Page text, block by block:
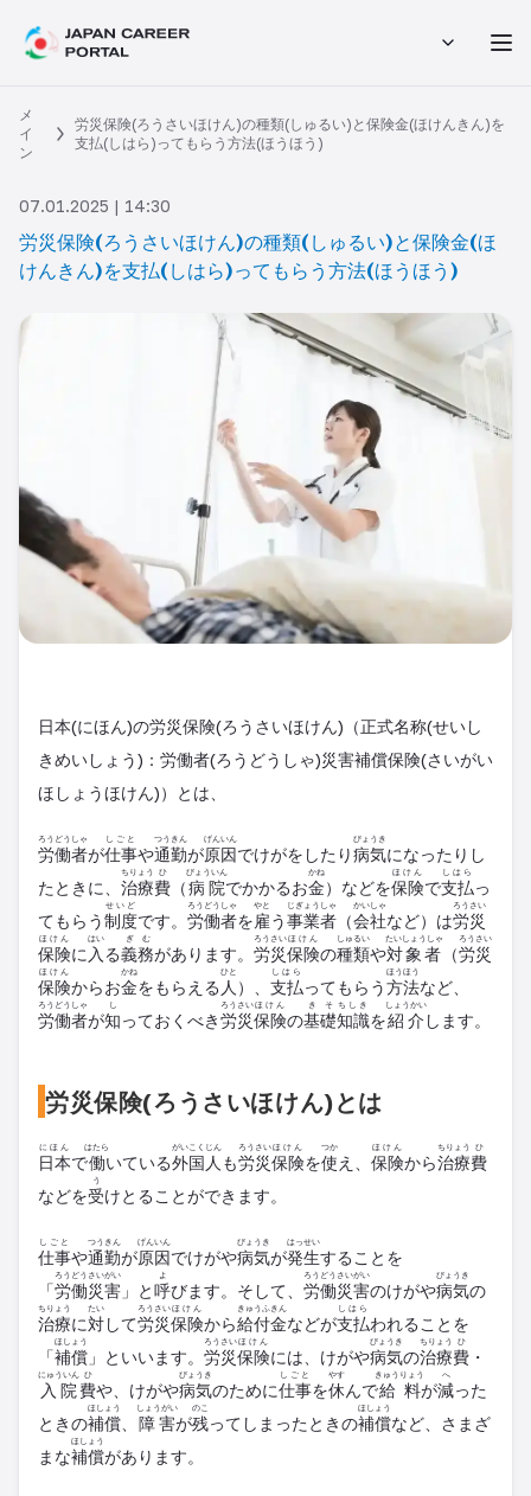
メ
イ
ン
労災保険(ろうさいほけん)の種類(しゅるい)と保険金(ほけんきん)を
支払(しはら)ってもらう方法(ほうほう)
07.01.2025 | 14:30
労災保険(ろうさいほけん)の種類(しゅるい)と保険金(ほ
けんきん)を支払(しはら)ってもらう方法(ほうほう)
日本(にほん)の労災保険(ろうさいほけん)（正式名称(せいし
きめいしょう)：労働者(ろうどうしゃ)災害補償保険(さいがい
ほしょうほけん)）とは、
労働者
ろうどうしゃ
が仕事
しごと
や通勤
つうきん
が原因
げんいん
でけがをしたり病気
びょうき
になったりし
たときに、 治療
ちりょう
費
ひ
（病院
びょういん
でかかるお金
かね
）などを保険
ほけん
で支払
しはら
っ
てもらう制度
せいど
です。 労働者
ろうどうしゃ
を雇
やと
う事業者
じぎょうしゃ
（会社
かいしゃ
など）は労災
ろうさい
保険
ほけん
に 入
はい
る義務
ぎむ
があります。 労災
ろうさい
保険
ほけん
の種類
しゅるい
や対象者
たいしょうしゃ
（労災
ろうさい
保険
ほけん
からお金
かね
をもらえる 人
ひと
）、 支払
しはら
ってもらう方法
ほうほう
など、
労働者
ろうどうしゃ
が知
し
っておくべき労災
ろうさい
保険
ほけん
の基礎
きそ
知識
ちしき
を紹介
しょうかい
します。
労災保険(ろうさいほけん)とは
日本
にほん
で働
はたら
いている外国人
がいこくじん
も労災
ろうさい
保険
ほけん
を使
つか
え、 保険
ほけん
から治療
ちりょう
費
ひ
などを受
う
けとることができます。
仕事
しごと
や通勤
つうきん
が原因
げんいん
でけがや病気
びょうき
が発生
はっせい
することを
「労働災害
ろうどうさいがい
」と呼
よ
びます。そして、 労働災害
ろうどうさいがい
のけがや病気
びょうき
の
治療
ちりょう
に対
たい
して労災
ろうさい
保険
ほけん
から給付金
きゅうふきん
などが支払
しはら
われることを
「補償
ほしょう
」といいます。 労災
ろうさい
保険
ほけん
には、けがや病気
びょうき
の治療
ちりょう
費
ひ
・
入院
にゅういん
費
ひ
や、けがや病気
びょうき
のために仕事
しごと
を休
やす
んで給料
きゅうりょう
が減
へ
った
ときの補償
ほしょう
障害
しょうがい
が残
のこ
ってしまったときの補償
ほしょう
など、さまざ
まな補償
ほしょう
があります。